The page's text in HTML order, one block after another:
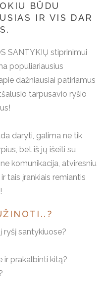
BŪDU
IR VIS DAR
SANTYKIŲ stiprinimui
populiariausius
dažniausiai patiriamus
tarpusavio ryšio
daryti, galima ne tik
bet iš jų išeiti su
komunikacija, atviresniu
tais įrankiais remiantis
ryšį santykiuose?
ir prakalbinti kitą?